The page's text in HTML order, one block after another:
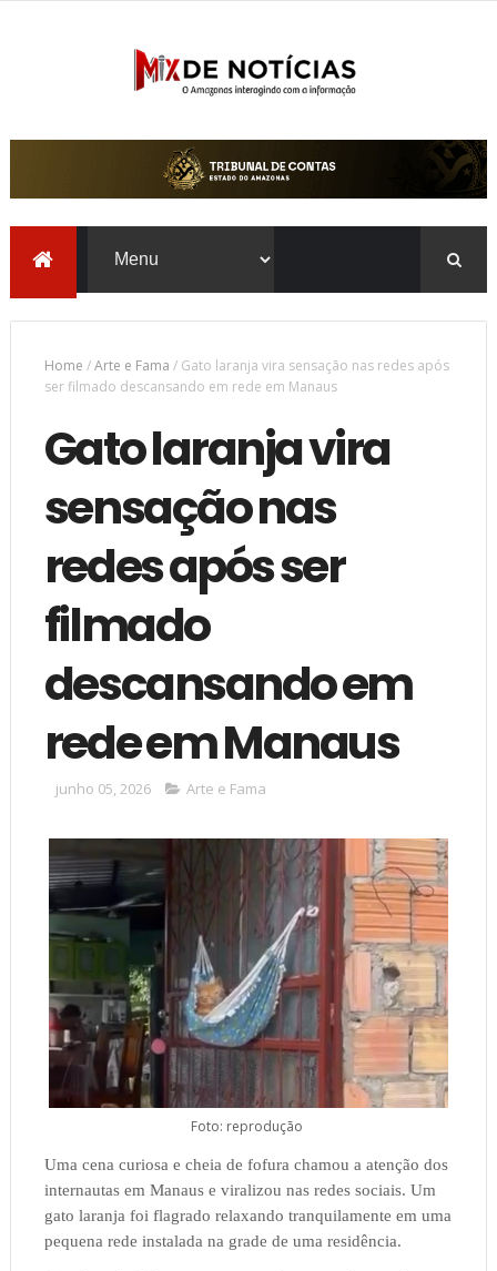
Home /Arte e Fama / Gato laranja vira sensação nas redes após
ser filmado descansando em rede em Manaus
Gato laranja vira
sensação nas
redes após ser
filmado
descansando em
rede em Manaus
junho 05, 2026 Arte e Fama
Foto: reprodução
Uma cena curiosa e cheia de fofura chamou a atenção dos
internautas em Manaus e viralizou nas redes sociais. Um
gato laranja foi flagrado relaxando tranquilamente em uma
pequena rede instalada na grade de uma residência.